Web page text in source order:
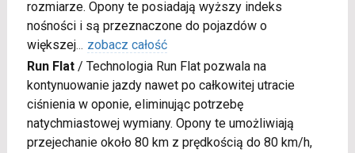
rozmiarze. Opony te posiadają wyższy indeks
nośności i są przeznaczone do pojazdów o
większej... zobacz całość
Run Flat/ Technologia Run Flat pozwala na
kontynuowanie jazdy nawet po całkowitej utracie
ciśnienia w oponie, eliminując potrzebę
natychmiastowej wymiany. Opony te umożliwiają
przejechanie około 80 km z prędkością do 80 km/h,